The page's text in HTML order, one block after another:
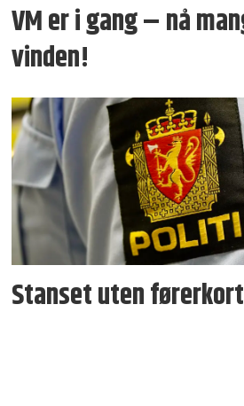
VM er i gang – nå
vinden!
Stanset uten